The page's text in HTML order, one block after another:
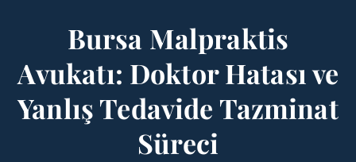
Bursa Malpraktis
Avukatı: Doktor Hatası ve
Yanlış Tedavide Tazminat
Süreci